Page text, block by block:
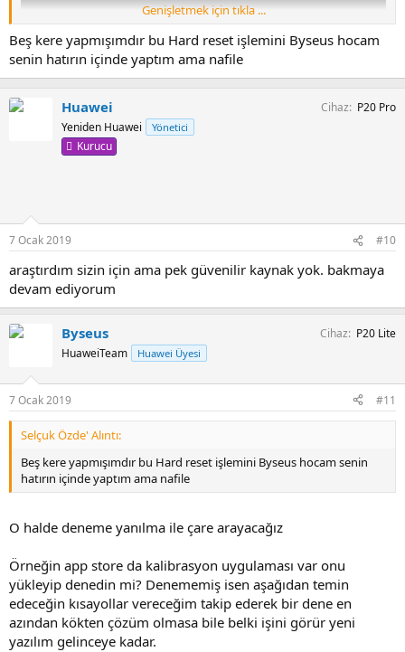
Genişletmek için tıkla ...
Beş kere yapmışımdır bu Hard reset işlemini Byseus hocam
senin hatırın içinde yaptım ama nafile
Huawei
Yeniden Huawei Yönetici
Kurucu
Cihaz P20 Pro
7 Ocak 2019 #10
araştırdım sizin için ama pek güvenilir kaynak yok. bakmaya
devam ediyorum
Byseus
HuaweiTeam Huawei Üyesi
Cihaz P20 Lite
7 Ocak 2019 #11
Selçuk Özde' Alıntı:
Beş kere yapmışımdır bu Hard reset işlemini Byseus hocam senin
hatırın içinde yaptım ama nafile
O halde deneme yanılma ile çare arayacağız
Örneğin app store da kalibrasyon uygulaması var onu
yükleyip denedin mi? Denememiş isen aşağıdan temin
edeceğin kısayollar vereceğim takip ederek bir dene en
azından kökten çözüm olmasa bile belki işini görür yeni
yazılım gelinceye kadar.